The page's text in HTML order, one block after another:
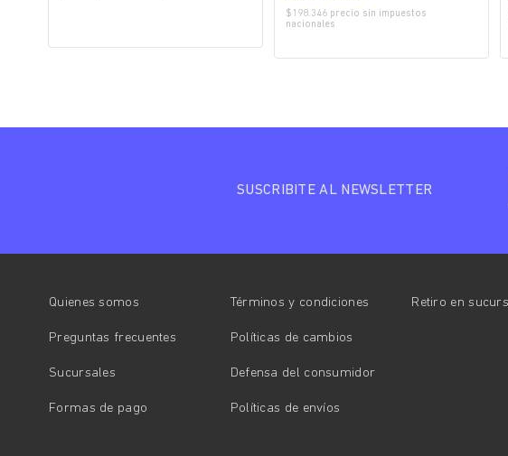
$198.346 precio sin impuestos
nacionales
SUSCRIBITE AL NEWSLETTER
Quienes somos Términos y condiciones
Preguntas frecuentes Políticas de cambios
Sucursales Defensa del consumidor
Formas de pago Políticas de envíos
Retiro en